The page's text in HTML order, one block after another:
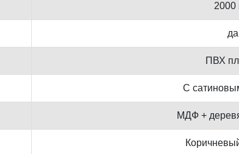
2000
да
ПВХ
С
МДФ +